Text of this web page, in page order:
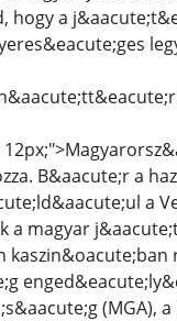
a
B&aacute;r a
a
magyar
(MGA),